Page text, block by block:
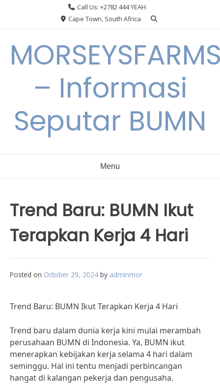
Call Us: +2782 444 YEAH
Cape Town, South Africa
– Informasi
Seputar BUMN
Menu
Trend Baru: BUMN Ikut
Terapkan Kerja 4 Hari
Posted on October 29, 2024 by adminmor
Trend Baru: BUMN Ikut Terapkan Kerja 4 Hari
Trend baru dalam dunia kerja kini mulai merambah
perusahaan BUMN di Indonesia. Ya, BUMN ikut
menerapkan kebijakan kerja selama 4 hari dalam
seminggu. Hal ini tentu menjadi perbincangan
hangat di kalangan pekerja dan pengusaha.